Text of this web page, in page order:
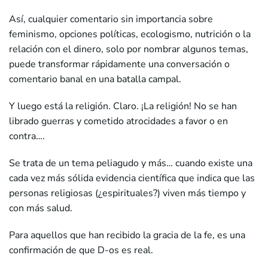
Así, cualquier comentario sin importancia sobre
feminismo, opciones políticas, ecologismo, nutrición o la
relación con el dinero, solo por nombrar algunos temas,
puede transformar rápidamente una conversación o
comentario banal en una batalla campal.
Y luego está la religión. Claro. ¡La religión! No se han
librado guerras y cometido atrocidades a favor o en
contra….
Se trata de un tema peliagudo y más… cuando existe una
cada vez más sólida evidencia científica que indica que las
personas religiosas (¿espirituales?) viven más tiempo y
con más salud.
Para aquellos que han recibido la gracia de la fe, es una
confirmación de que D-os es real.